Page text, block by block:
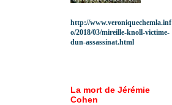
http://www.veroniquechemla.inf
o/2018/03/mireille-knoll-victime-
dun-assassinat.html
La mort de Jérémie
Cohen